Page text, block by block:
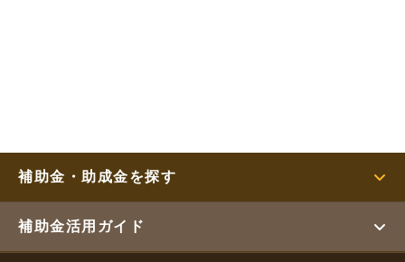
補助金・助成金を探す
補助金活用ガイド